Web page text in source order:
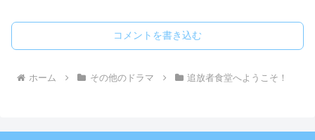
コメントを書き込む
ホーム その他のドラマ 追放者食堂へようこそ！